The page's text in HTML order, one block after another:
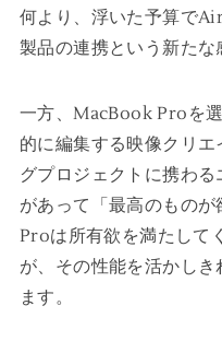
何より、浮いた予算で
製品の連携という新たな
一方、MacBook Proを
的に編集する映像クリ
グプロジェクトに携わ
があって「最高のもの
Proは所有欲を満たして
が、その性能を活かし
ます。